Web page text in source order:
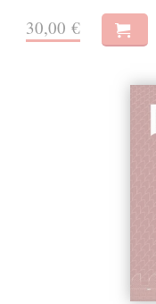
30,00 €